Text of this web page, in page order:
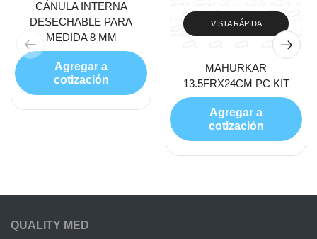
CÁNULA INTERNA
DESECHABLE PARA
MEDIDA 8 MM
Agregar a
cotización
VISTA RÁPIDA
MAHURKAR
13.5FRX24CM PC KIT
Agregar a
cotización
QUALITY MED